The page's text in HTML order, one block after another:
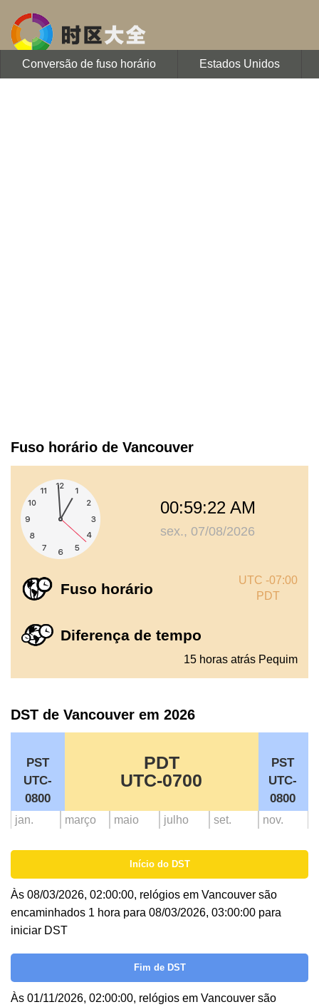
Conversão de fuso horário Estados Unidos
Fuso horário de Vancouver
00:59:23 AM
sex., 07/08/2026
Fuso horário
UTC -07:00
PDT
Diferença de tempo
15 horas atrás Pequim
DST de Vancouver em 2026
PST
UTC-
0800
PDT
UTC-0700
PST
UTC-
0800
jan. março maio julho set. nov.
Início do DST
Às 08/03/2026, 02:00:00, relógios em Vancouver são
encaminhados 1 hora para 08/03/2026, 03:00:00 para
iniciar DST
Fim de DST
Às 01/11/2026, 02:00:00, relógios em Vancouver são